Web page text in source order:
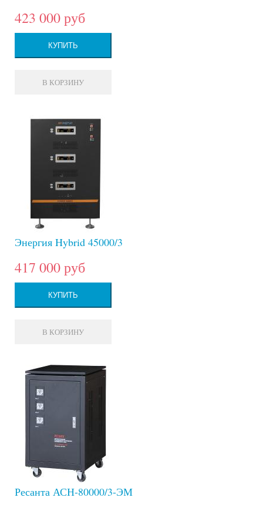
423 000 руб
КУПИТЬ
В КОРЗИНУ
Энергия Hybrid 45000/3
417 000 руб
КУПИТЬ
В КОРЗИНУ
Ресанта АСН-80000/3-ЭМ